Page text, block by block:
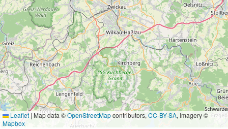
Leaflet | Map data ©OpenStreetMapcontributors,CC-BY-SA, Imagery ©
Mapbox